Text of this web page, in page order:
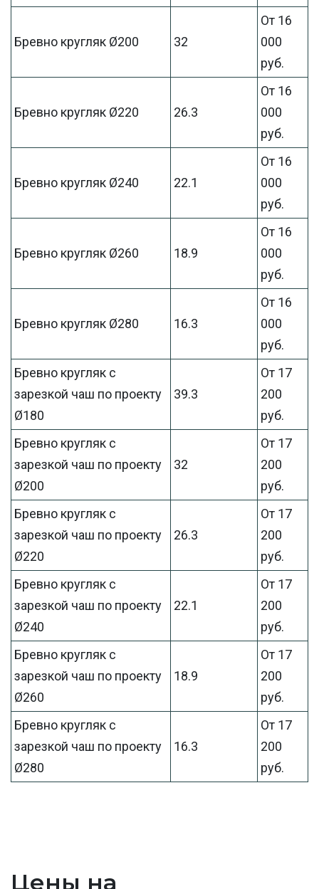
Бревно кругляк Ø200 32
От 16
000
руб.
Бревно кругляк Ø220 26.3
От 16
000
руб.
Бревно кругляк Ø240 22.1
От 16
000
руб.
Бревно кругляк Ø260 18.9
От 16
000
руб.
Бревно кругляк Ø280 16.3
От 16
000
руб.
Бревно кругляк с
зарезкой чаш по проекту
Ø180
39.3
От 17
200
руб.
Бревно кругляк с
зарезкой чаш по проекту
Ø200
32
От 17
200
руб.
Бревно кругляк с
зарезкой чаш по проекту
Ø220
26.3
От 17
200
руб.
Бревно кругляк с
зарезкой чаш по проекту
Ø240
22.1
От 17
200
руб.
Бревно кругляк с
зарезкой чаш по проекту
Ø260
18.9
От 17
200
руб.
Бревно кругляк с
зарезкой чаш по проекту
Ø280
16.3
От 17
200
руб.
Цены на